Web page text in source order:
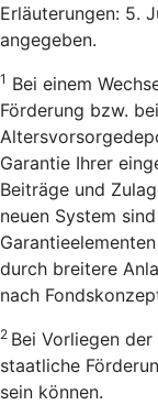
Erläuterungen: 5.
angegeben.
1 Bei einem
Förderung bzw.
Garantie Ihrer
Beiträge und
neuen System
durch breitere
nach
2 Bei Vorliegen
staatliche
sein können.